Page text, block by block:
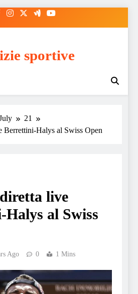
sportive
21
Berrettini-Halys al Swiss Open
live
al Swiss
Ago 0 1 Mins